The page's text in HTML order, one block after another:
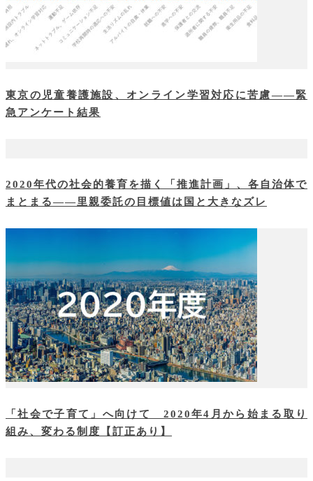
東京の児童養護施設、オンライン学習対応に苦慮――緊
急アンケート結果
2020年代の社会的養育を描く「推進計画」、各自治体で
まとまる――里親委託の目標値は国と大きなズレ
「社会で子育て」へ向けて 2020年4月から始まる取り
組み、変わる制度【訂正あり】